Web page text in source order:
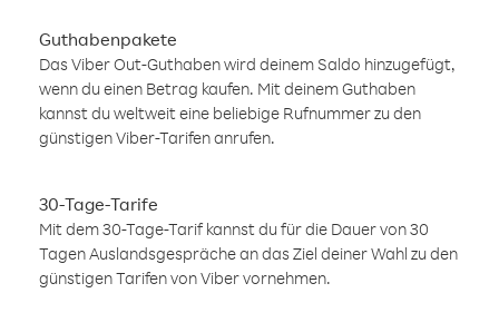
Guthabenpakete
Das Viber Out-Guthaben wird deinem Saldo hinzugefügt,
wenn du einen Betrag kaufen. Mit deinem Guthaben
kannst du weltweit eine beliebige Rufnummer zu den
günstigen Viber-Tarifen anrufen.
30-Tage-Tarife
Mit dem 30-Tage-Tarif kannst du für die Dauer von 30
Tagen Auslandsgespräche an das Ziel deiner Wahl zu den
günstigen Tarifen von Viber vornehmen.